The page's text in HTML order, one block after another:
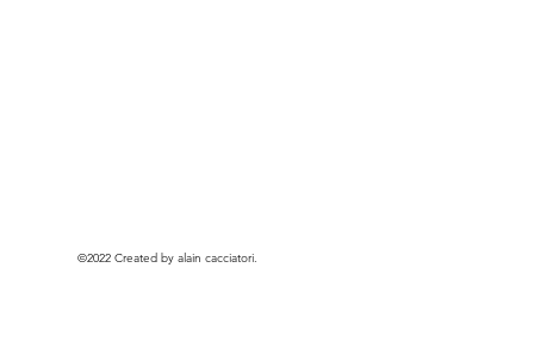
©2022 Created by alain cacciatori.